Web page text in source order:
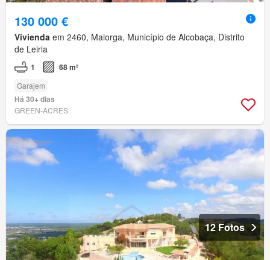
130 000 €
Vivienda em 2460, Maiorga, Município de Alcobaça, Distrito
de Leiria
1 68 m²
Garajem
Há 30+ dias
GREEN-ACRES
12 Fotos